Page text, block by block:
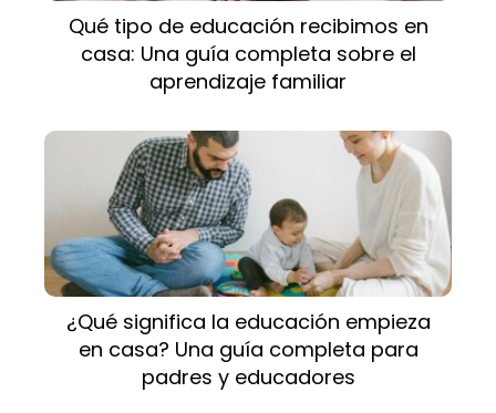
Qué tipo de educación recibimos en
casa: Una guía completa sobre el
aprendizaje familiar
¿Qué significa la educación empieza
en casa? Una guía completa para
padres y educadores